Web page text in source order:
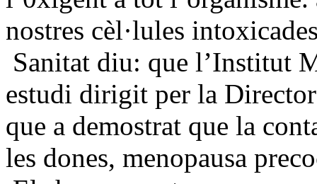
nostres cèl·lules
Sanitat diu: que l’Institut
estudi dirigit per la
que a demostrat que la
les dones, menopausa